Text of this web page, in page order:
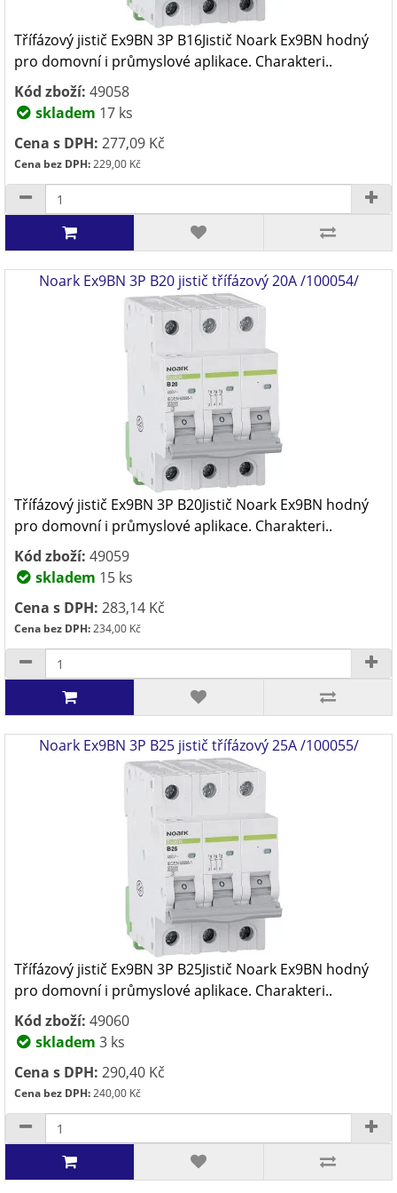
Třífázový jistič Ex9BN 3P B16Jistič Noark Ex9BN hodný
pro domovní i průmyslové aplikace. Charakteri..
Kód zboží: 49058
skladem 17 ks
Cena s DPH: 277,09 Kč
Cena bez DPH:229,00 Kč
Noark Ex9BN 3P B20 jistič třífázový 20A /100054/
Třífázový jistič Ex9BN 3P B20Jistič Noark Ex9BN hodný
pro domovní i průmyslové aplikace. Charakteri..
Kód zboží: 49059
skladem 15 ks
Cena s DPH: 283,14 Kč
Cena bez DPH:234,00 Kč
Noark Ex9BN 3P B25 jistič třífázový 25A /100055/
Třífázový jistič Ex9BN 3P B25Jistič Noark Ex9BN hodný
pro domovní i průmyslové aplikace. Charakteri..
Kód zboží: 49060
skladem 3 ks
Cena s DPH: 290,40 Kč
Cena bez DPH:240,00 Kč